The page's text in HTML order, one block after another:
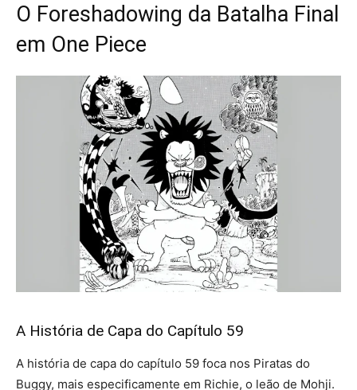
O Foreshadowing da Batalha Final
em One Piece
A História de Capa do Capítulo 59
A história de capa do capítulo 59 foca nos Piratas do
Buggy, mais especificamente em Richie, o leão de Mohji.